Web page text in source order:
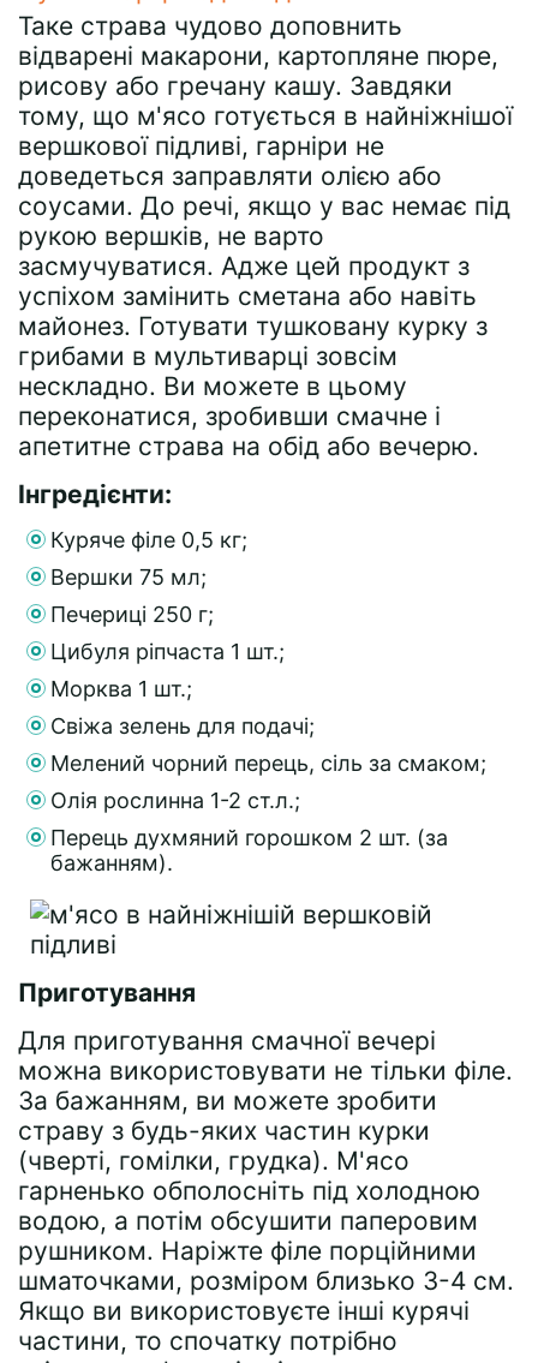
Таке страва чудово доповнить
відварені макарони, картопляне пюре,
рисову або гречану кашу. Завдяки
тому, що м'ясо готується в найніжнішої
вершкової підливі, гарніри не
доведеться заправляти олією або
соусами. До речі, якщо у вас немає під
рукою вершків, не варто
засмучуватися. Адже цей продукт з
успіхом замінить сметана або навіть
майонез. Готувати тушковану курку з
грибами в мультиварці зовсім
нескладно. Ви можете в цьому
переконатися, зробивши смачне і
апетитне страва на обід або вечерю.
Інгредієнти:
Куряче філе 0,5 кг;
Вершки 75 мл;
Печериці 250 г;
Цибуля ріпчаста 1 шт.;
Морква 1 шт.;
Свіжа зелень для подачі;
Мелений чорний перець, сіль за смаком;
Олія рослинна 1-2 ст.л.;
Перець духмяний горошком 2 шт. (за
бажанням).
Приготування
Для приготування смачної вечері
можна використовувати не тільки філе.
За бажанням, ви можете зробити
страву з будь-яких частин курки
(чверті, гомілки, грудка). М'ясо
гарненько обполосніть під холодною
водою, а потім обсушити паперовим
рушником. Наріжте філе порційними
шматочками, розміром близько 3-4 см.
Якщо ви використовуєте інші курячі
частини, то спочатку потрібно